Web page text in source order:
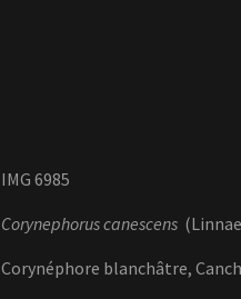
IMG 6985
Corynephorus canescens
Corynéphore blanchâtre,